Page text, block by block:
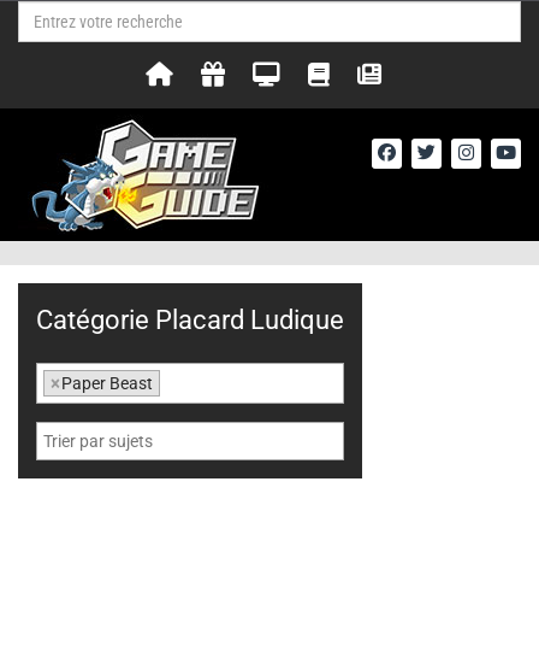
Catégorie Placard Ludique
×Paper Beast